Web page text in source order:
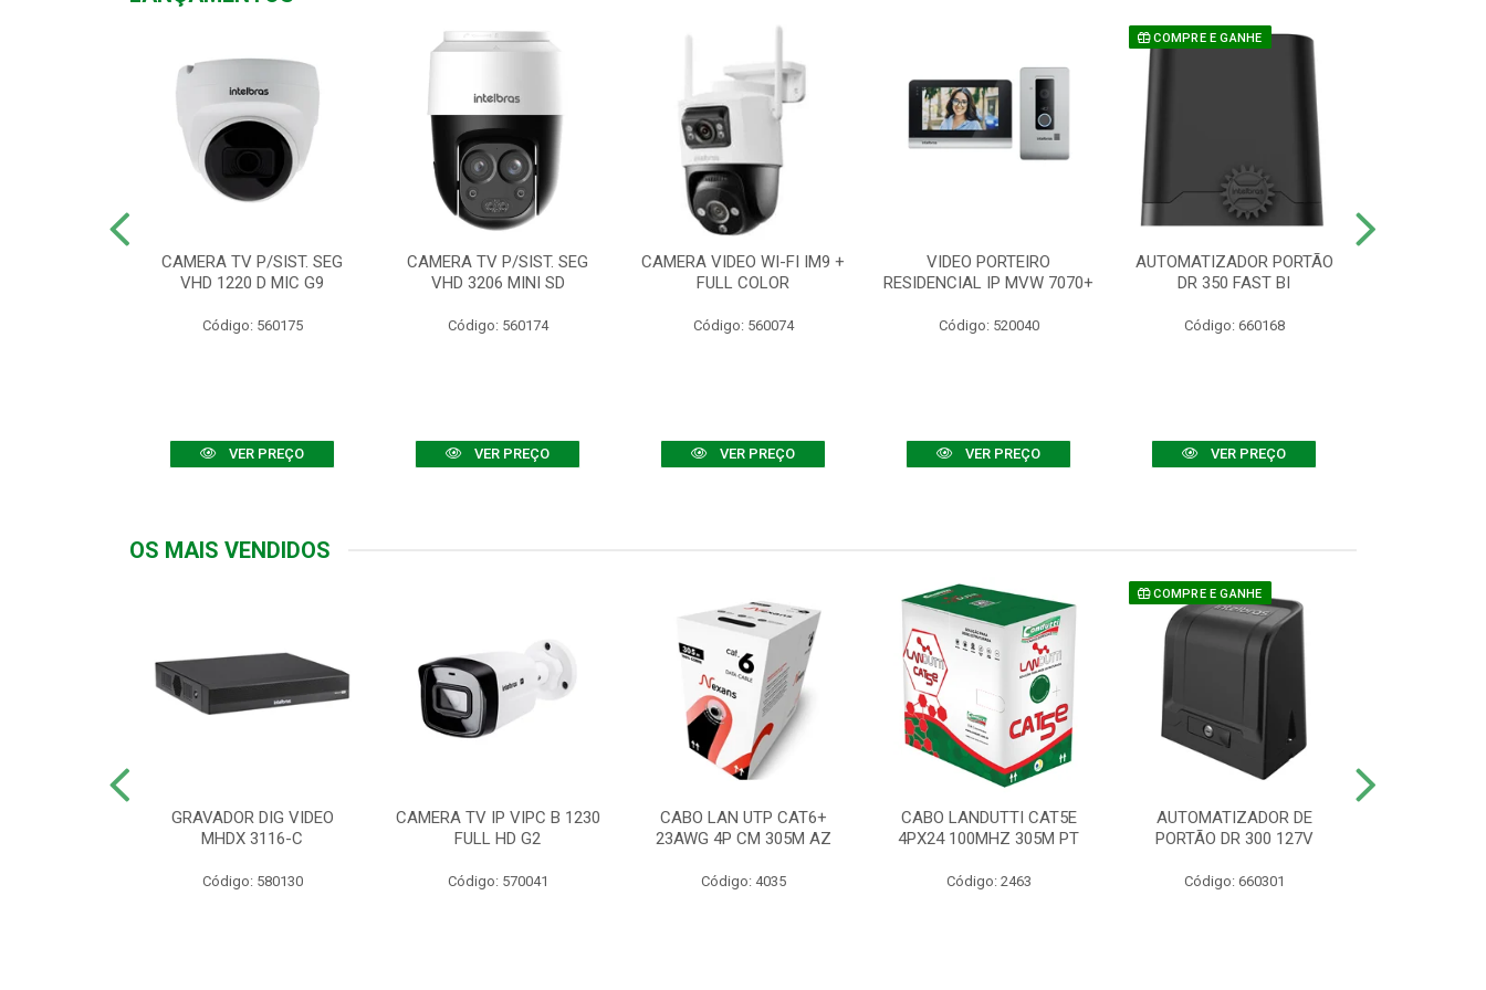
CAMERA TV P/SIST. SEG
VHD 1220 D MIC G9
Código: 560175
VER PREÇO
CAMERA TV P/SIST. SEG
VHD 3206 MINI SD
Código: 560174
VER PREÇO
CAMERA VIDEO WI-FI IM9 +
FULL COLOR
Código: 560074
VER PREÇO
VIDEO PORTEIRO
RESIDENCIAL IP MVW 7070+
Código: 520040
VER PREÇO
COMPRE E GANHE
AUTOMATIZADOR PORTÃO
DR 350 FAST BI
Código: 660168
VER PREÇO
OS MAIS VENDIDOS
GRAVADOR DIG VIDEO
MHDX 3116-C
Código: 580130
CAMERA TV IP VIPC B 1230
FULL HD G2
Código: 570041
CABO LAN UTP CAT6+
23AWG 4P CM 305M AZ
Código: 4035
CABO LANDUTTI CAT5E
4PX24 100MHZ 305M PT
Código: 2463
COMPRE E GANHE
AUTOMATIZADOR DE
PORTÃO DR 300 127V
Código: 660301